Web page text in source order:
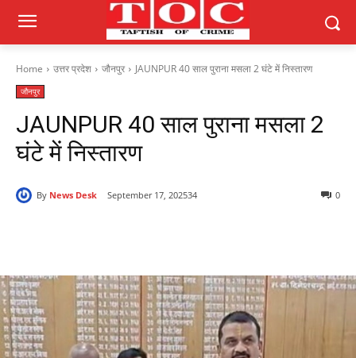
Home उत्तर प्रदेश जौनपुर JAUNPUR 40 साल पुराना मसला 2 घंटे में निस्तारण
जौनपुर
JAUNPUR 40 साल पुराना मसला 2
घंटे में निस्तारण
By News Desk September 17, 2025 0
34